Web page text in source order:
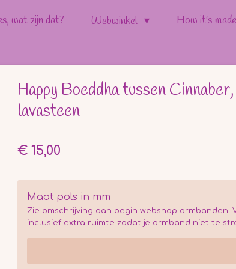
wat zijn dat? Webwinkel
How it's made
Happy Boeddha tussen
lavasteen
€ 15,00
Maat pols in mm
Zie omschrijving aan begin webshop armbanden.
inclusief extra ruimte zodat je armband niet te